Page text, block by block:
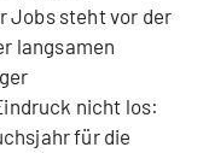
Jobs steht vor der
langsamen
nicht los:
für die